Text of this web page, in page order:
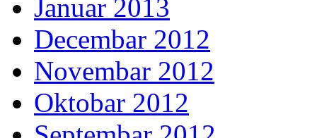
Januar 2013
Decembar 2012
Novembar 2012
Oktobar 2012